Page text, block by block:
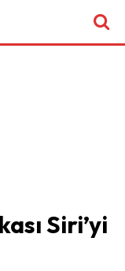
Siri’yi